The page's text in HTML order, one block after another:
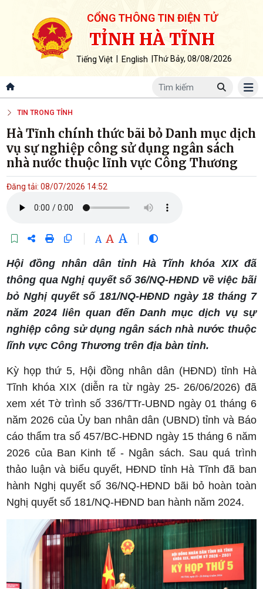
CỔNG THÔNG TIN ĐIỆN TỬ
TỈNH HÀ TĨNH
Tiếng Việt English Thứ Bảy, 08/08/2026
TIN TRONG TỈNH
Hà Tĩnh chính thức bãi bỏ Danh mục dịch
vụ sự nghiệp công sử dụng ngân sách
nhà nước thuộc lĩnh vực Công Thương
Đăng tải: 08/07/2026 14:52
A A A
Hội đồng nhân dân tỉnh Hà Tĩnh khóa XIX đã
thông qua Nghị quyết số 36/NQ-HĐND về việc bãi
bỏ Nghị quyết số 181/NQ-HĐND ngày 18 tháng 7
năm 2024 liên quan đến Danh mục dịch vụ sự
nghiệp công sử dụng ngân sách nhà nước thuộc
lĩnh vực Công Thương trên địa bàn tỉnh.
Kỳ họp thứ 5, Hội đồng nhân dân (HĐND) tỉnh Hà
Tĩnh khóa XIX (diễn ra từ ngày 25- 26/06/2026) đã
xem xét Tờ trình số 336/TTr-UBND ngày 01 tháng 6
năm 2026 của Ủy ban nhân dân (UBND) tỉnh và Báo
cáo thẩm tra số 457/BC-HĐND ngày 15 tháng 6 năm
2026 của Ban Kinh tế - Ngân sách. Sau quá trình
thảo luận và biểu quyết, HĐND tỉnh Hà Tĩnh đã ban
hành Nghị quyết số 36/NQ-HĐND bãi bỏ hoàn toàn
Nghị quyết số 181/NQ-HĐND ban hành năm 2024.